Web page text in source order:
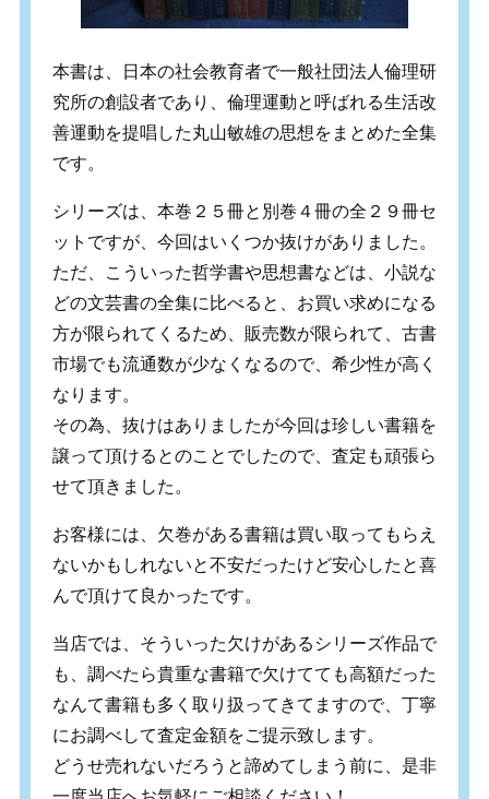
本書は、日本の社会教育者で一般社団法人倫理研
究所の創設者であり、倫理運動と呼ばれる生活改
善運動を提唱した丸山敏雄の思想をまとめた全集
です。
シリーズは、本巻２５冊と別巻４冊の全２９冊セ
ットですが、今回はいくつか抜けがありました。
ただ、こういった哲学書や思想書などは、小説な
どの文芸書の全集に比べると、お買い求めになる
方が限られてくるため、販売数が限られて、古書
市場でも流通数が少なくなるので、希少性が高く
なります。
その為、抜けはありましたが今回は珍しい書籍を
譲って頂けるとのことでしたので、査定も頑張ら
せて頂きました。
お客様には、欠巻がある書籍は買い取ってもらえ
ないかもしれないと不安だったけど安心したと喜
んで頂けて良かったです。
当店では、そういった欠けがあるシリーズ作品で
も、調べたら貴重な書籍で欠けてても高額だった
なんて書籍も多く取り扱ってきてますので、丁寧
にお調べして査定金額をご提示致します。
どうせ売れないだろうと諦めてしまう前に、是非